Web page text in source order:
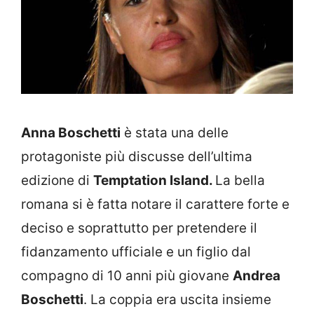
Anna Boschetti è stata una delle
protagoniste più discusse dell’ultima
edizione di Temptation Island. La bella
romana si è fatta notare il carattere forte e
deciso e soprattutto per pretendere il
fidanzamento ufficiale e un figlio dal
compagno di 10 anni più giovane Andrea
Boschetti. La coppia era uscita insieme